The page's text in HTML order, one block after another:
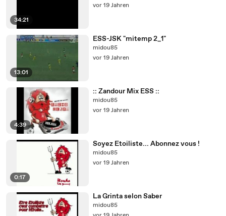
34:21
vor 19 Jahren
13:01
ESS-JSK "mitemp 2_1"
midou85
vor 19 Jahren
4:39
:: Zandour Mix ESS ::
midou85
vor 19 Jahren
0:17
Soyez Etoiliste... Abonnez vous !
midou85
vor 19 Jahren
La Grinta selon Saber
midou85